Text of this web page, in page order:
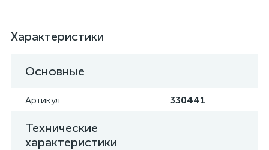
Характеристики
Основные
Артикул 330441
Технические
характеристики